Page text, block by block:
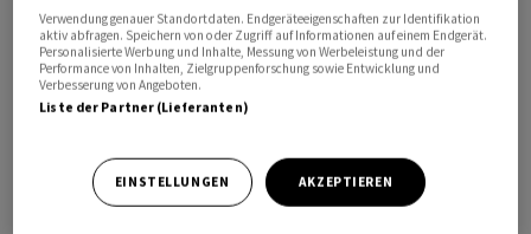
Analysten. Die dazugehörige Marge stieg laut
Unternehmensangaben auf einen Rekordwert von 15,4
Prozent.
Kronen im Zusammenhang mit einem
Kartellrechtsvergleich der Europäischen Kommission
Verwendung genauer Standortdaten. Endgeräteeigenschaften zur Identifikation
aktiv abfragen. Speichern von oder Zugriff auf Informationen auf einem Endgerät.
Personalisierte Werbung und Inhalte, Messung von Werbeleistung und der
Performance von Inhalten, Zielgruppenforschung sowie Entwicklung und
Verbesserung von Angeboten.
Liste der Partner (Lieferanten)
EINSTELLUNGEN AKZEPTIEREN